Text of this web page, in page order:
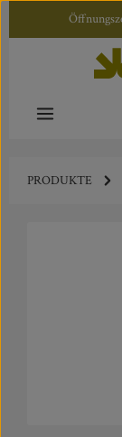
Zum
PRODUKTE